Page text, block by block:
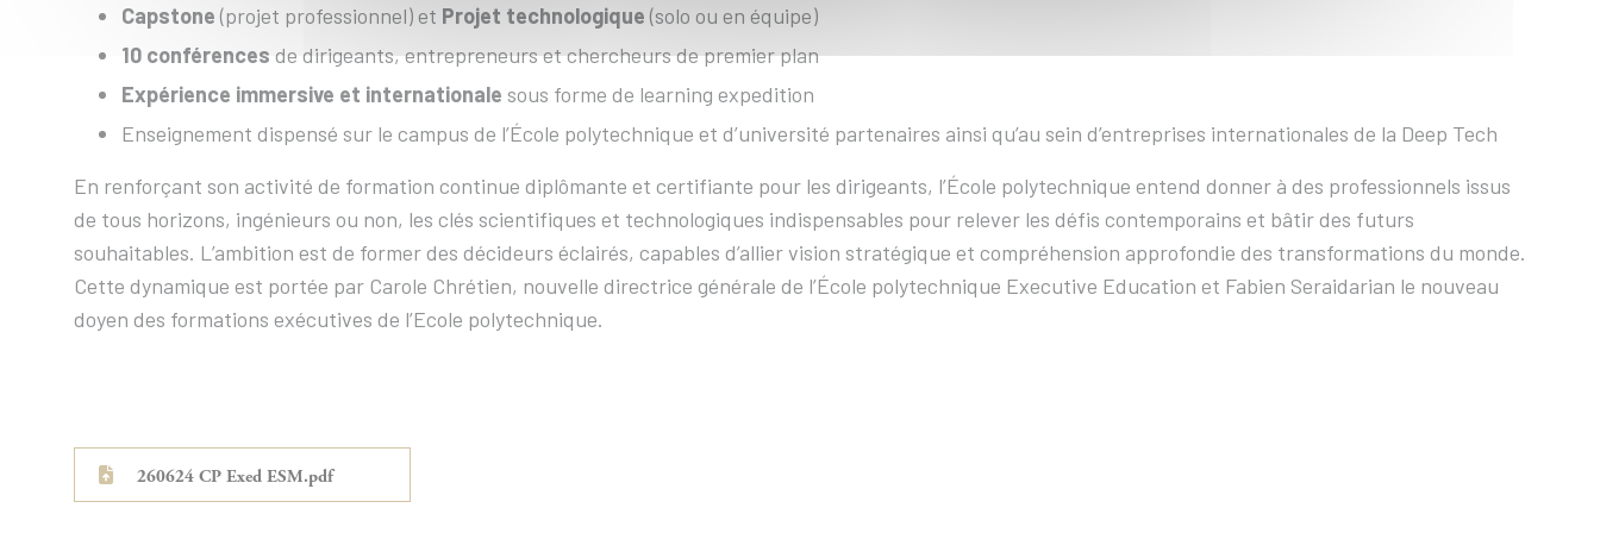
Capstone (projet professionnel) et Projet technologique (solo ou en équipe)
10 conférences de dirigeants, entrepreneurs et chercheurs de premier plan
Expérience immersive et internationale sous forme de learning expedition
Enseignement dispensé sur le campus de l’École polytechnique et d’université partenaires ainsi qu’au sein d’entreprises internationales de la Deep Tech
En renforçant son activité de formation continue diplômante et certifiante pour les dirigeants, l’École polytechnique entend donner à des professionnels issus
de tous horizons, ingénieurs ou non, les clés scientifiques et technologiques indispensables pour relever les défis contemporains et bâtir des futurs
souhaitables. L’ambition est de former des décideurs éclairés, capables d’allier vision stratégique et compréhension approfondie des transformations du monde.
Cette dynamique est portée par Carole Chrétien, nouvelle directrice générale de l’École polytechnique Executive Education et Fabien Seraidarian le nouveau
doyen des formations exécutives de l’Ecole polytechnique.
260624 CP Exed ESM.pdf